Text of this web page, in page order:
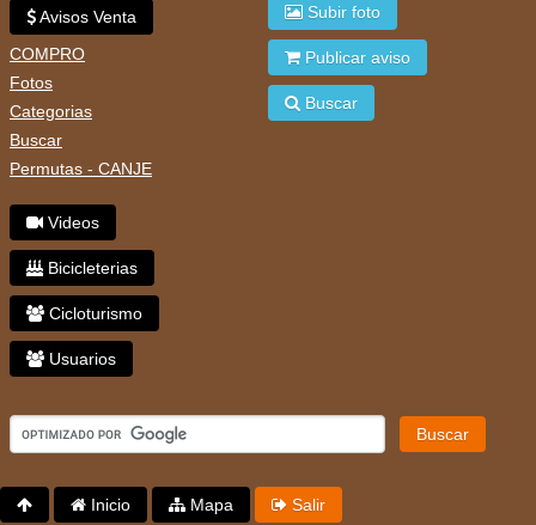
Avisos Venta
COMPRO
Fotos
Categorias
Buscar
Permutas - CANJE
Videos
Bicicleterias
Cicloturismo
Usuarios
Subir foto
Publicar aviso
Buscar
Buscar
Inicio Mapa Salir